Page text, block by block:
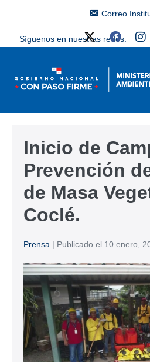
Correo
Síguenos en nuestras redes:
Inicio de
Prevención
de Masa
Coclé. ​
Prensa | Publicado el 10 enero,